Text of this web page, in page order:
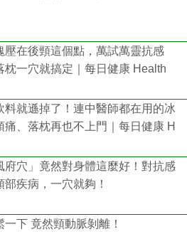
壓在後頸這個點，萬試萬靈抗感
枕一穴就搞定｜每日健康 Health
料就遜掉了！連中醫師都在用的冰
痛、落枕再也不上門｜每日健康 H
府穴」竟然對身體這麼好！對抗感
疾病，一穴就夠！
一下 竟然頸動脈剝離！